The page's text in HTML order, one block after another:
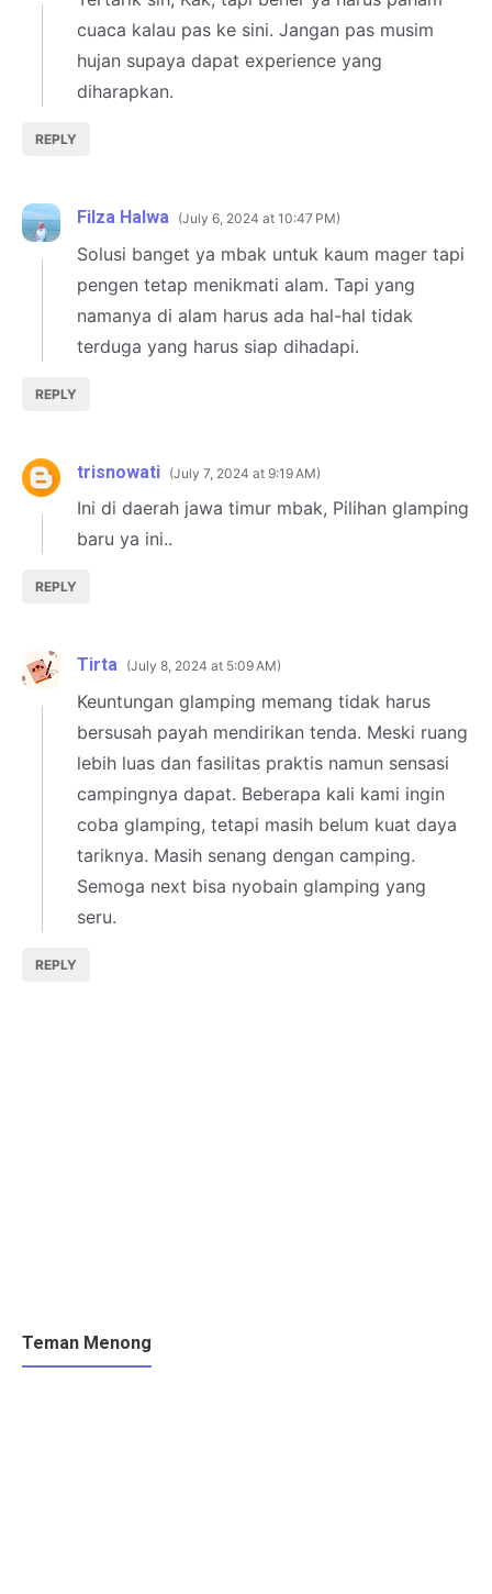
cuaca kalau pas ke sini. Jangan pas musim
hujan supaya dapat experience yang
diharapkan.
REPLY
Filza Halwa July 6, 2024 at 10:47 PM
Solusi banget ya mbak untuk kaum mager tapi
pengen tetap menikmati alam. Tapi yang
namanya di alam harus ada hal-hal tidak
terduga yang harus siap dihadapi.
REPLY
trisnowati July 7, 2024 at 9:19 AM
Ini di daerah jawa timur mbak, Pilihan glamping
baru ya ini..
REPLY
Tirta July 8, 2024 at 5:09 AM
Keuntungan glamping memang tidak harus
bersusah payah mendirikan tenda. Meski ruang
lebih luas dan fasilitas praktis namun sensasi
campingnya dapat. Beberapa kali kami ingin
coba glamping, tetapi masih belum kuat daya
tariknya. Masih senang dengan camping.
Semoga next bisa nyobain glamping yang
seru.
REPLY
Teman Menong